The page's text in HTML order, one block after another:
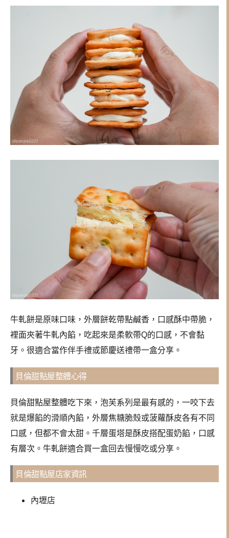
牛軋餅是原味口味，外層餅乾帶點鹹香，口感酥中帶脆，
裡面夾著牛軋內餡，吃起來是柔軟帶Q的口感，不會黏
牙。很適合當作伴手禮或節慶送禮帶一盒分享。
貝倫甜點屋整體心得
貝倫甜點屋整體吃下來，泡芙系列是最有感的，一咬下去
就是爆餡的滑順內餡，外層焦糖脆殼或菠蘿酥皮各有不同
口感，但都不會太甜。千層蛋塔是酥皮搭配蛋奶餡，口感
有層次。牛軋餅適合買一盒回去慢慢吃或分享。
貝倫甜點屋店家資訊
內壢店